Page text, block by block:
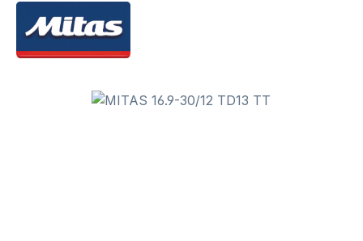
Bildergalerie überspringen